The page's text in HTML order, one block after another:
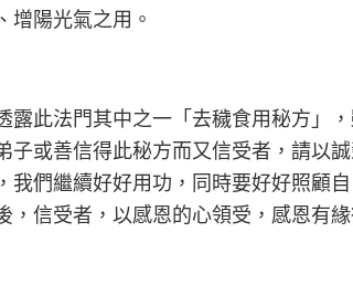
增陽光氣之用。
露此法門其中之一「去穢食用秘方」
子或善信得此秘方而又信受者，請以
我們繼續好好用功，同時要好好照顧
，信受者，以感恩的心領受，感恩有